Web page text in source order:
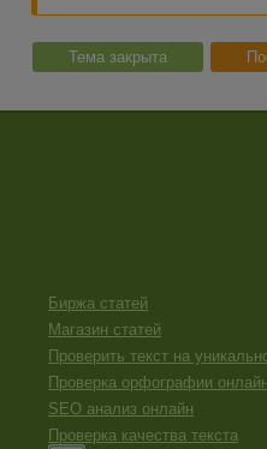
Тема закрыта
Биржа статей
Магазин статей
Проверить текст на
Проверка орфографии онлайн
SEO анализ онлайн
Проверка качества текста